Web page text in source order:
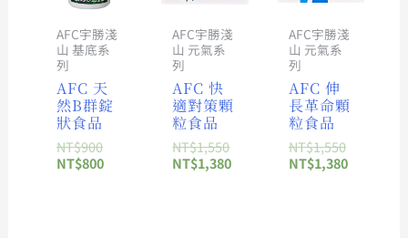
AFC宇勝淺
山 基底系
列
AFC 天
然B群錠
狀食品
NT$900
NT$800
AFC宇勝淺
山 元氣系
列
AFC 快
適對策顆
粒食品
NT$1,550
NT$1,380
AFC宇勝淺
山 元氣系
列
AFC 伸
長革命顆
粒食品
NT$1,550
NT$1,380